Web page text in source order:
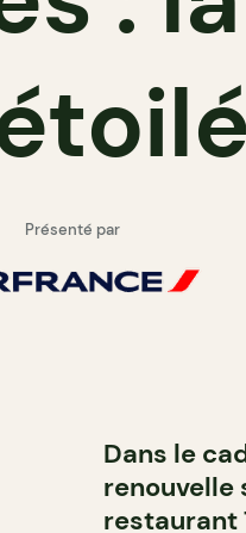
Présenté par
Dans le
renouvelle
restaurant